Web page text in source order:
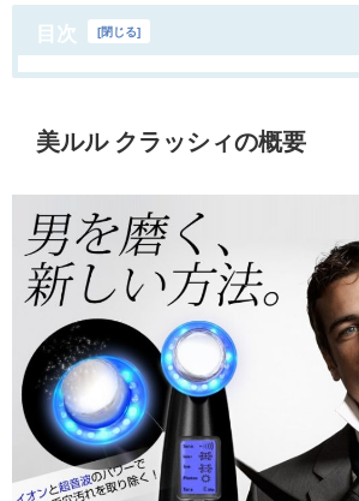
目次 [閉じる]
美ルル クラッシィの概要